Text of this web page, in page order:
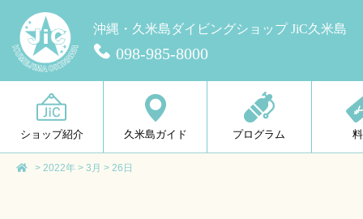
沖縄・久米島ダイビングショップ JiC久米島
098-985-8000
ショップ紹介 久米島ガイド プログラム
> 2022年 > 3月 > 26日